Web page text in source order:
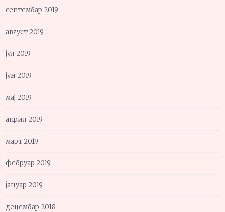
септембар 2019
август 2019
јул 2019
јун 2019
мај 2019
април 2019
март 2019
фебруар 2019
јануар 2019
децембар 2018